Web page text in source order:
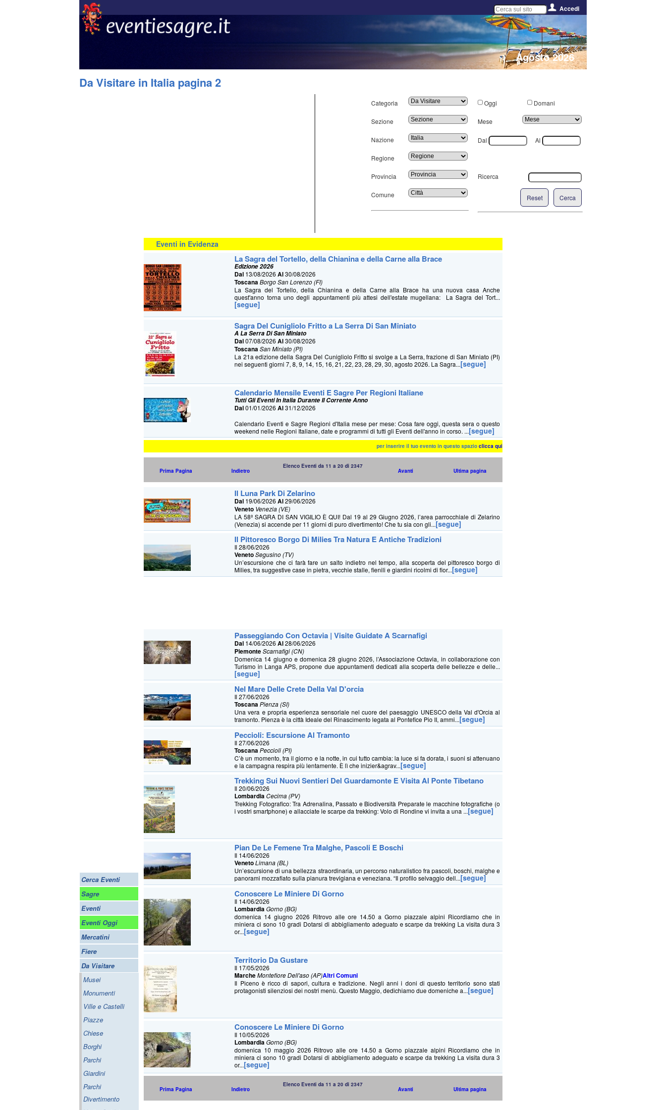
Accedi
Agosto 2026
Da Visitare in Italia pagina 2
Cerca Eventi
Sagre
Eventi
Eventi Oggi
Mercatini
Fiere
Da Visitare
Musei
Monumenti
Ville e Castelli
Piazze
Chiese
Borghi
Parchi
Giardini
Parchi
Divertimento
Categoria
Sezione
Nazione
Regione
Provincia
Comune
Oggi Domani
Mese
Dal Al
Ricerca
Cerca
Reset
Eventi in Evidenza
La Sagra del Tortello, della Chianina e della Carne alla Brace
Edizione 2026
Dal 13/08/2026Al30/08/2026
ToscanaBorgo San Lorenzo (FI)
La Sagra del Tortello, della Chianina e della Carne alla Brace ha una nuova casa Anche
quest'anno torna uno degli appuntamenti più attesi dell'estate mugellana: La Sagra del Tort...
[segue]
Sagra Del Cunigliolo Fritto a La Serra Di San Miniato
A La Serra Di San Miniato
Dal07/08/2026Al30/08/2026
ToscanaSan Miniato (PI)
La 21a edizione della Sagra Del Cunigliolo Fritto si svolge a La Serra, frazione di San Miniato (PI)
nei seguenti giorni 7, 8, 9, 14, 15, 16, 21, 22, 23, 28, 29, 30, agosto 2026. La Sagra...[segue]
Calendario Mensile Eventi E Sagre Per Regioni Italiane
Tutti Gli Eventi In Italia Durante Il Corrente Anno
Dal01/01/2026Al31/12/2026
Calendario Eventi e Sagre Regioni d'Italia mese per mese: Cosa fare oggi, questa sera o questo
weekend nelle Regioni Italiane, date e programmi di tutti gli Eventi dell'anno in corso. ...[segue]
per inserire il tuo evento in questo spazio clicca qui
Prima Pagina Indietro
Elenco Eventi da 11 a 20 di 2347
Avanti Ultima pagina
Il Luna Park Di Zelarino
Dal 19/06/2026Al29/06/2026
Veneto Venezia (VE)
LA 58ª SAGRA DI SAN VIGILIO È QUI! Dal 19 al 29 Giugno 2026, l’area parrocchiale di Zelarino
(Venezia) si accende per 11 giorni di puro divertimento! Che tu sia con gli...[segue]
Il Pittoresco Borgo Di Milies Tra Natura E Antiche Tradizioni
Il 28/06/2026
VenetoSegusino (TV)
Un’escursione che ci farà fare un salto indietro nel tempo, alla scoperta del pittoresco borgo di
Milies, tra suggestive case in pietra, vecchie stalle, fienili e giardini ricolmi di fior...[segue]
Passeggiando Con Octavia | Visite Guidate A Scarnafigi
Dal 14/06/2026Al28/06/2026
PiemonteScarnafigi (CN)
Domenica 14 giugno e domenica 28 giugno 2026, l’Associazione Octavia, in collaborazione con
Turismo in Langa APS, propone due appuntamenti dedicati alla scoperta delle bellezze e delle...
[segue]
Nel Mare Delle Crete Della Val D'orcia
Il 27/06/2026
ToscanaPienza (SI)
Una vera e propria esperienza sensoriale nel cuore del paesaggio UNESCO della Val d'Orcia al
tramonto. Pienza è la città Ideale del Rinascimento legata al Pontefice Pio II, ammi...[segue]
Peccioli: Escursione Al Tramonto
Il 27/06/2026
ToscanaPeccioli (PI)
C’è un momento, tra il giorno e la notte, in cui tutto cambia: la luce si fa dorata, i suoni si attenuano
e la campagna respira più lentamente. È lì che inizier&agrav...[segue]
Trekking Sui Nuovi Sentieri Del Guardamonte E Visita Al Ponte Tibetano
Il 20/06/2026
LombardiaCecima (PV)
Trekking Fotografico: Tra Adrenalina, Passato e Biodiversità Preparate le macchine fotografiche (o
i vostri smartphone) e allacciate le scarpe da trekking: Volo di Rondine vi invita a una ...[segue]
Pian De Le Femene Tra Malghe, Pascoli E Boschi
Il 14/06/2026
VenetoLimana (BL)
Un’escursione di una bellezza straordinaria, un percorso naturalistico fra pascoli, boschi, malghe e
panorami mozzafiato sulla pianura trevigiana e veneziana. “Il profilo selvaggio dell...[segue]
Conoscere Le Miniere Di Gorno
Il 14/06/2026
LombardiaGorno (BG)
domenica 14 giugno 2026 Ritrovo alle ore 14.50 a Gorno piazzale alpini Ricordiamo che in
miniera ci sono 10 gradi Dotarsi di abbigliamento adeguato e scarpe da trekking La visita dura 3
or...[segue]
Territorio Da Gustare
Il 17/05/2026
MarcheMontefiore Dell'aso (AP)Altri Comuni
Il Piceno è ricco di sapori, cultura e tradizione. Negli anni i doni di questo territorio sono stati
protagonisti silenziosi dei nostri menù. Questo Maggio, dedichiamo due domeniche a...[segue]
Conoscere Le Miniere Di Gorno
Il 10/05/2026
LombardiaGorno (BG)
domenica 10 maggio 2026 Ritrovo alle ore 14.50 a Gorno piazzale alpini Ricordiamo che in
miniera ci sono 10 gradi Dotarsi di abbigliamento adeguato e scarpe da trekking La visita dura 3
or...[segue]
Prima Pagina Indietro
Elenco Eventi da 11 a 20 di 2347
Avanti Ultima pagina